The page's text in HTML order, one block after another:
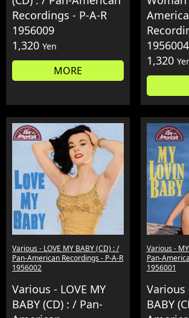
Recordings - P-A-R
1956009
1,320 Yen
MORE
1956004
1,320
Various - LOVE MY BABY (CD) : /
Pan-American Recordings - P-A-R
1956002
Various - LOVE MY
BABY (CD) : / Pan-
Various -
Pan-
1956001
Various
BABY